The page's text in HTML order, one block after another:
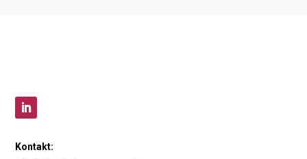
Kontakt: